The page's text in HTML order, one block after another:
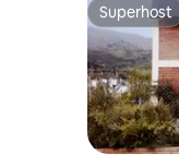
Superhost
Superhost